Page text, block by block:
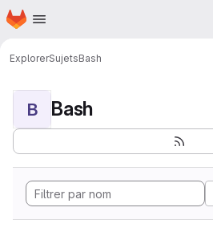
Passer au contenu principal
Page d'accueil
ExplorerSujetsBash
B Bash